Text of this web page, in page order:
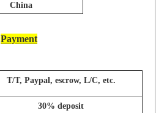
China
Payment
T/T, Paypal, escrow, L/C, etc.
30% deposit